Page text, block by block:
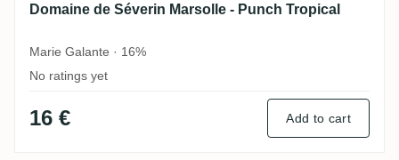
Domaine de Séverin Marsolle - Punch Tropical
Marie Galante · 16%
No ratings yet
16 € Add to cart